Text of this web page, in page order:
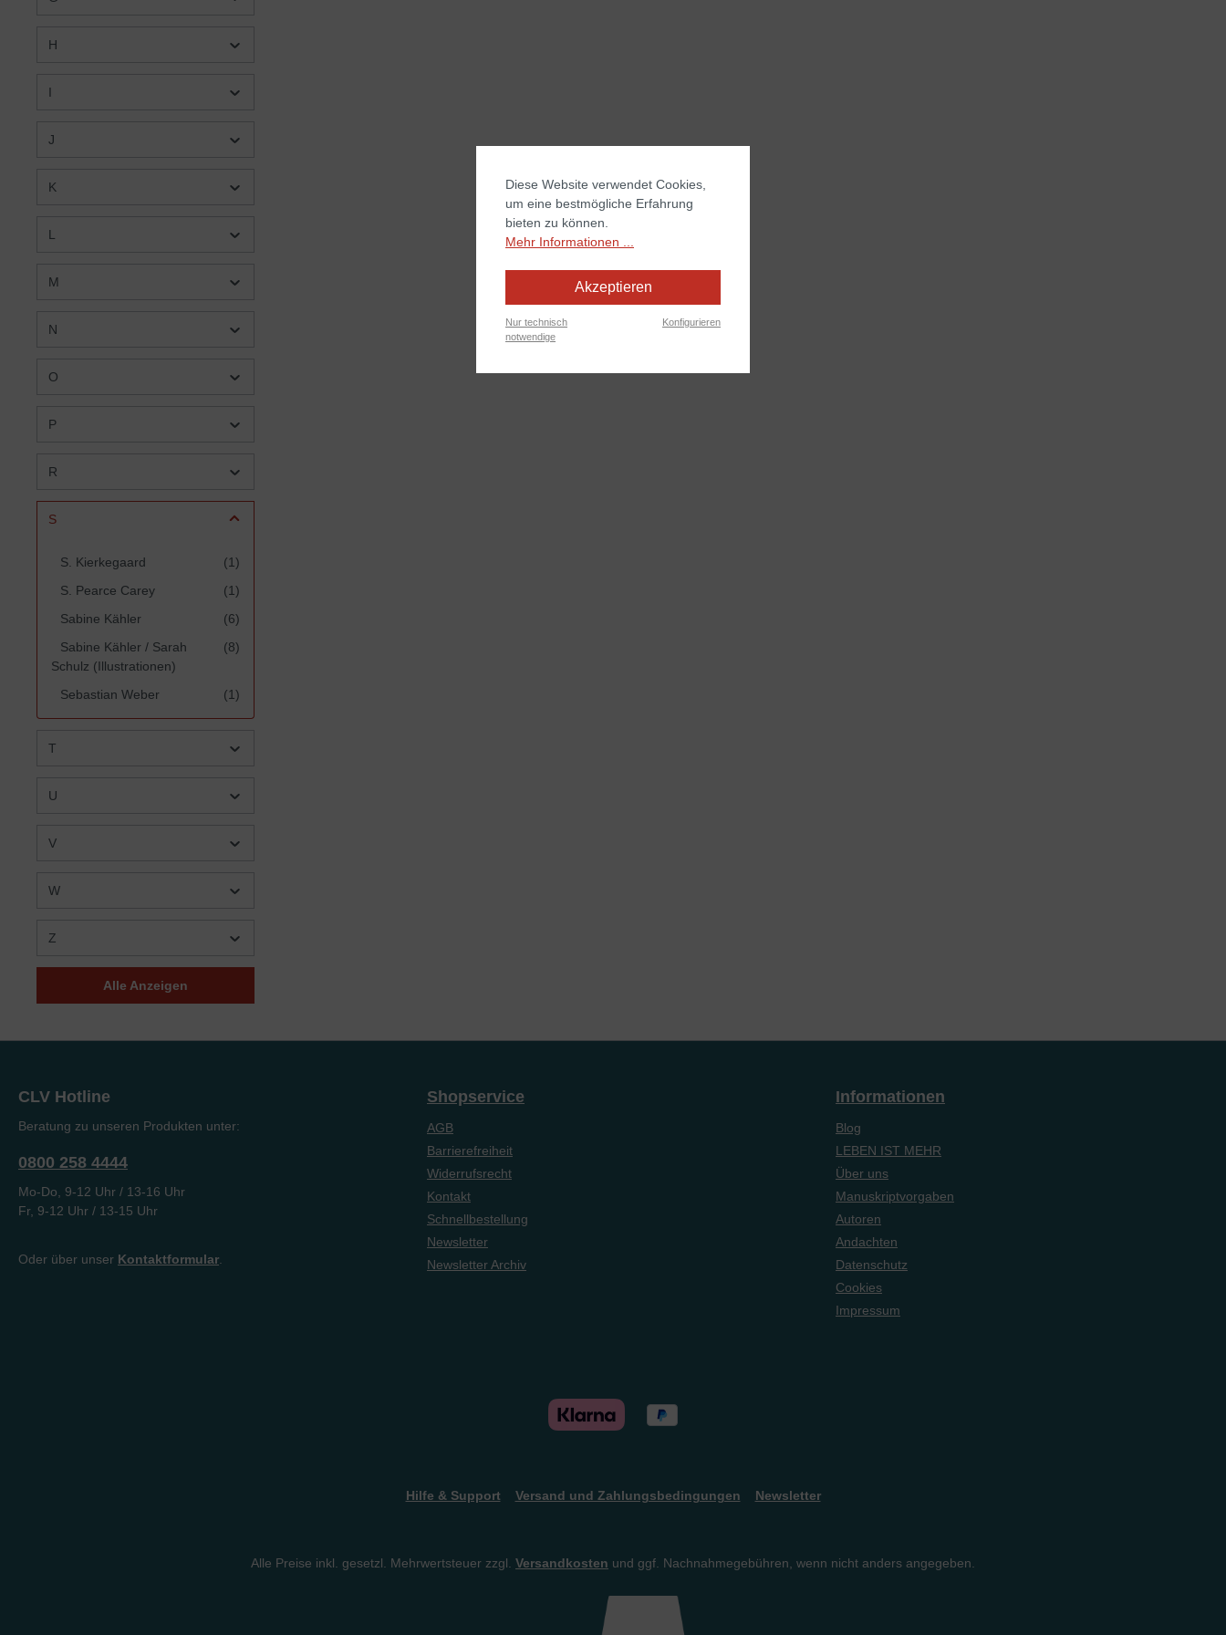
H
I
J
K
L
M
N
O
P
R
S
(1)
S. Kierkegaard
(1)
S. Pearce Carey
(6)
Sabine Kähler
(8)
Sabine Kähler / Sarah
Schulz (Illustrationen)
(1)
Sebastian Weber
(1)
Sharon James
(3)
(Illustrationen)
McQuie
T
U
V
W
Z
Alle Anzeigen
CLV Hotline
Beratung zu unseren Produkten unter:
0800 258 4444
Mo-Do, 9-12 Uhr / 13-16 Uhr
Fr, 9-12 Uhr / 13-15 Uhr
Oder über unser Kontaktformular.
Shopservice
AGB
Barrierefreiheit
Widerrufsrecht
Kontakt
Schnellbestellung
Newsletter
Newsletter Archiv
Informationen
Blog
LEBEN IST MEHR
Über uns
Manuskriptvorgaben
Autoren
Andachten
Datenschutz
Cookies
Impressum
Hilfe & Support Versand und Zahlungsbedingungen Newsletter
Alle Preise inkl. gesetzl. Mehrwertsteuer zzgl. Versandkosten und ggf. Nachnahmegebühren, wenn nicht anders angegeben.
Diese Website verwendet Cookies,
um eine bestmögliche Erfahrung
bieten zu können.
Mehr Informationen ...
Akzeptieren
Nur technisch
notwendige
Konfigurieren